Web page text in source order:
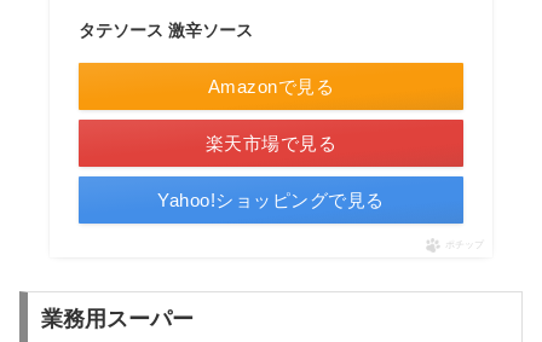
タテソース 激辛ソース
Amazonで見る
楽天市場で見る
Yahoo!ショッピングで見る
ポチップ
業務用スーパー